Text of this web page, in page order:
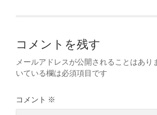
コメントを残す
メールアドレスが公開されることはあり
いている欄は必須項目です
コメント ※